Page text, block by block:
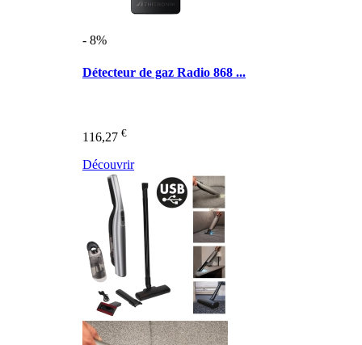
- 8%
Détecteur de gaz Radio 868 ...
116,27 €
Découvrir